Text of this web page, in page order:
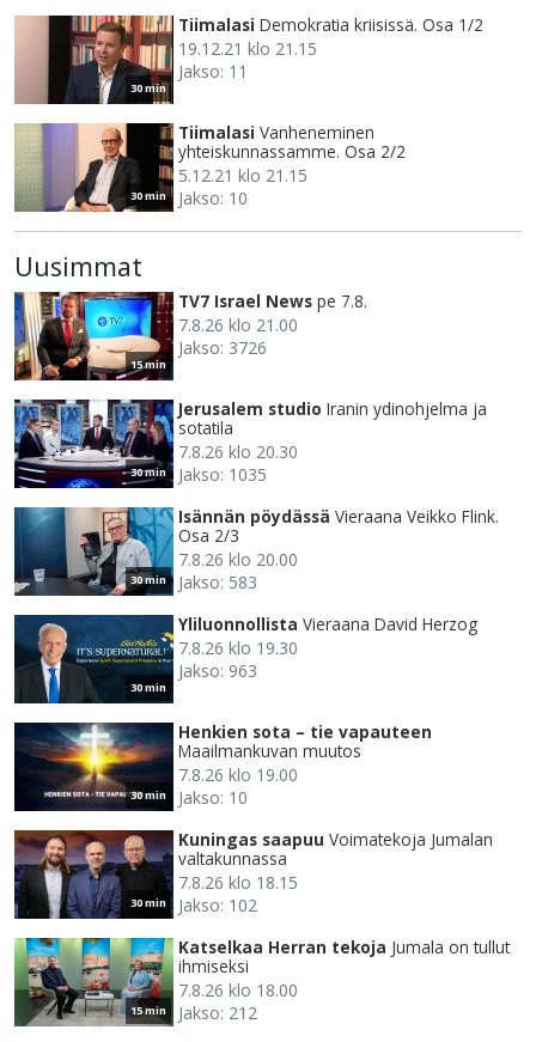
30 min
Tiimalasi Demokratia kriisissä. Osa 1/2
19.12.21 klo 21.15
Jakso: 11
30 min
Tiimalasi Vanheneminen
yhteiskunnassamme. Osa 2/2
5.12.21 klo 21.15
Jakso: 10
Uusimmat
15 min
TV7 Israel News pe 7.8.
7.8.26 klo 21.00
Jakso: 3726
30 min
Jerusalem studio Iranin ydinohjelma ja
sotatila
7.8.26 klo 20.30
Jakso: 1035
30 min
Isännän pöydässä Vieraana Veikko Flink.
Osa 2/3
7.8.26 klo 20.00
Jakso: 583
30 min
Yliluonnollista Vieraana David Herzog
7.8.26 klo 19.30
Jakso: 963
30 min
Henkien sota – tie vapauteen
Maailmankuvan muutos
7.8.26 klo 19.00
Jakso: 10
30 min
Kuningas saapuu Voimatekoja Jumalan
valtakunnassa
7.8.26 klo 18.15
Jakso: 102
15 min
Katselkaa Herran tekoja Jumala on tullut
ihmiseksi
7.8.26 klo 18.00
Jakso: 212